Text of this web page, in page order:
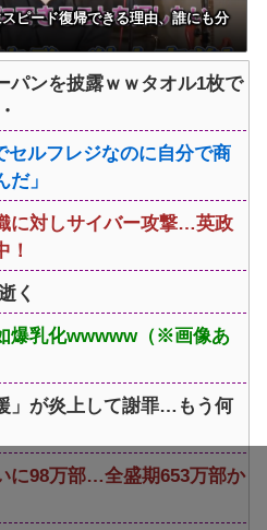
ピード復帰できる理由、誰にも分
パンを披露ｗｗタオル1枚で
セルフレジなのに自分で商
」
に対しサイバー攻撃…英政
！
く
爆乳化wwwww（※画像あ
」が炎上して謝罪…もう何
に98万部…全盛期653万部か